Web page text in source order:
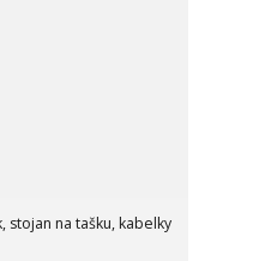
stojan na tašku, kabelky